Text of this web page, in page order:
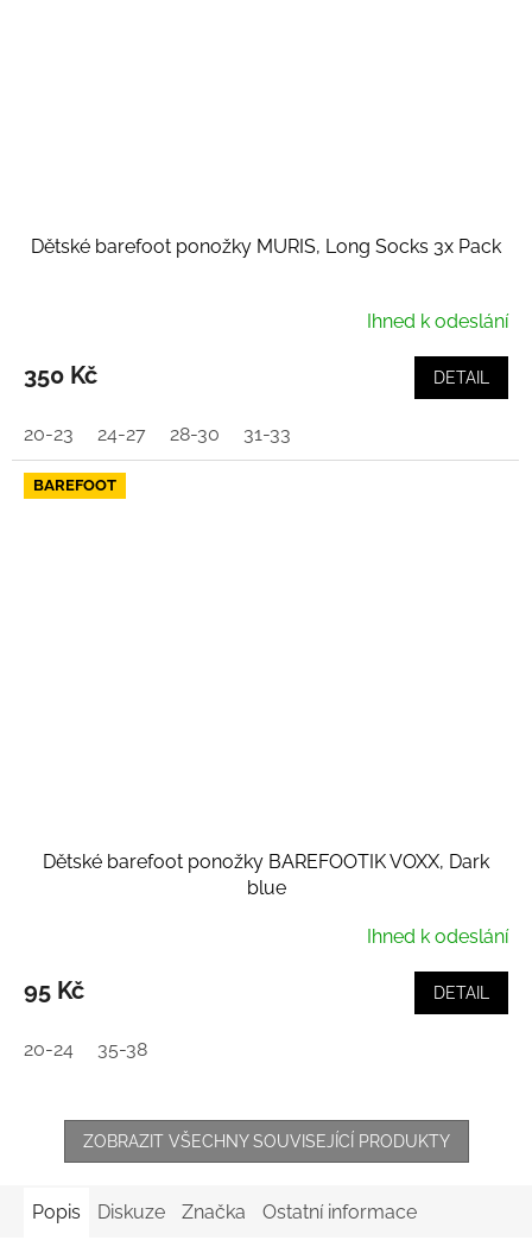
Dětské barefoot ponožky MURIS, Long Socks 3x Pack
Ihned k odeslání
350 Kč DETAIL
20-23 24-27 28-30 31-33
BAREFOOT
Dětské barefoot ponožky BAREFOOTIK VOXX, Dark
blue
Ihned k odeslání
95 Kč DETAIL
20-24 35-38
ZOBRAZIT VŠECHNY SOUVISEJÍCÍ PRODUKTY
Popis Diskuze Značka Ostatní informace